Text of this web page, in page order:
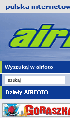
Wyszukaj w airfoto